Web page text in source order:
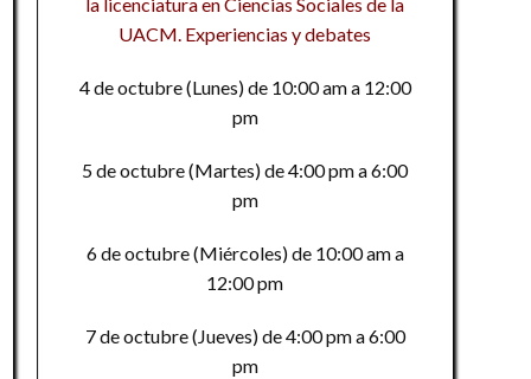
UACM. Experiencias y debates
4 de octubre (Lunes) de 10:00 am a 12:00
pm
5 de octubre (Martes) de 4:00 pm a 6:00
pm
6 de octubre (Miércoles) de 10:00 am a
12:00 pm
7 de octubre (Jueves) de 4:00 pm a 6:00
pm